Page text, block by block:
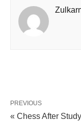
PREVIOUS
« Chess After